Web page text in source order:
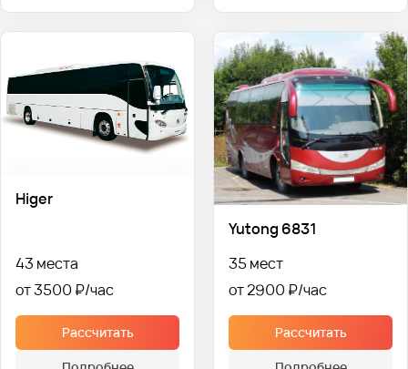
Higer
43 места
от 3500 ₽
Рассчитать
Yutong 6831
35 мест
от 2900 ₽
Рассчитать